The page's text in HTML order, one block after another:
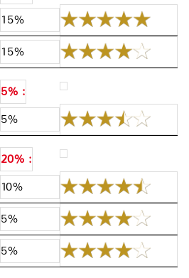
15%
15%
5% :
5%
20% :
10%
5%
5%